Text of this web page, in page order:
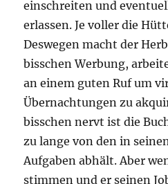
einschreiten und
erlassen. Je voller die
Deswegen macht der
bisschen Werbung,
an einem guten Ruf um
Übernachtungen zu
bisschen nervt ist die
zu lange von den in
Aufgaben abhält. Aber
stimmen und er seinen